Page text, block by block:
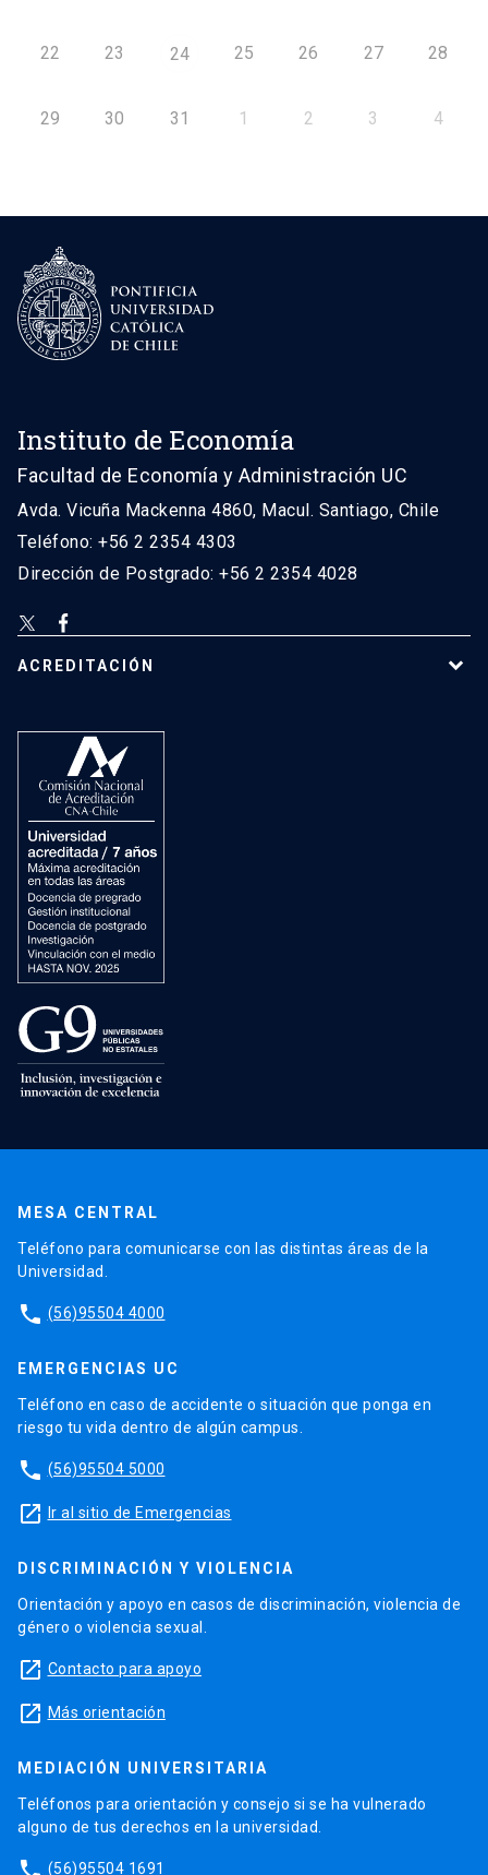
22 23 24 25 26 27 28
29 30 31 1 2 3 4
Instituto de Economía
Facultad de Economía y Administración UC
Avda. Vicuña Mackenna 4860, Macul. Santiago, Chile
Teléfono: +56 2 2354 4303
Dirección de Postgrado: +56 2 2354 4028
ACREDITACIÓN
MESA CENTRAL
Teléfono para comunicarse con las distintas áreas de la
Universidad.
phone (56)95504 4000
EMERGENCIAS UC
Teléfono en caso de accidente o situación que ponga en
riesgo tu vida dentro de algún campus.
phone (56)95504 5000
launch Ir al sitio de Emergencias
DISCRIMINACIÓN Y VIOLENCIA
Orientación y apoyo en casos de discriminación, violencia de
género o violencia sexual.
launch Contacto para apoyo
launch Más orientación
MEDIACIÓN UNIVERSITARIA
Teléfonos para orientación y consejo si se ha vulnerado
alguno de tus derechos en la universidad.
(56)95504 1691